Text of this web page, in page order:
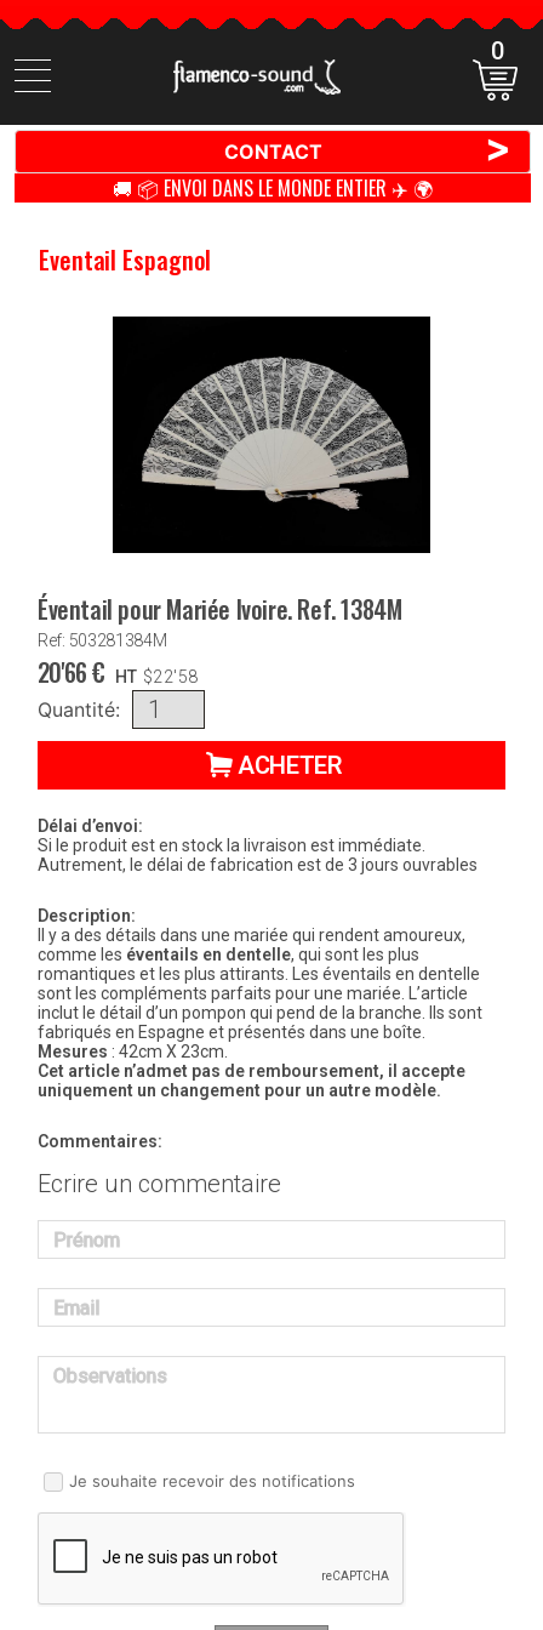
Cherchez
des
0
CONTACT >
🚚 📦 ENVOI DANS LE MONDE ENTIER ✈️ 🌍
Eventail Espagnol
Éventail pour Mariée Ivoire. Ref. 1384M
Ref: 503281384M
20'66€ HT $22'58
Quantité:
ACHETER
Délai d’envoi:
Si le produit est en stock la livraison est immédiate.
Autrement, le délai de fabrication est de 3 jours ouvrables
Description:
Il y a des détails dans une mariée qui rendent amoureux,
comme les éventails en dentelle, qui sont les plus
romantiques et les plus attirants. Les éventails en dentelle
sont les compléments parfaits pour une mariée. L’article
inclut le détail d’un pompon qui pend de la branche. Ils sont
fabriqués en Espagne et présentés dans une boîte.
Mesures : 42cm X 23cm.
Cet article n’admet pas de remboursement, il accepte
uniquement un changement pour un autre modèle.
Commentaires:
Ecrire un commentaire
Prénom
Email
Observations
Je souhaite recevoir des notifications